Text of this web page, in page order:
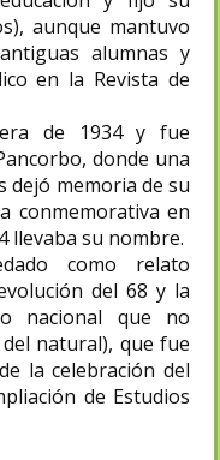
aunque mantuvo
alumnas y
en la Revista de
de 1934 y fue
donde una
dejó memoria de su
conmemorativa en
llevaba su nombre.
como relato
del 68 y la
nacional que no
natural), que fue
la celebración del
de Estudios